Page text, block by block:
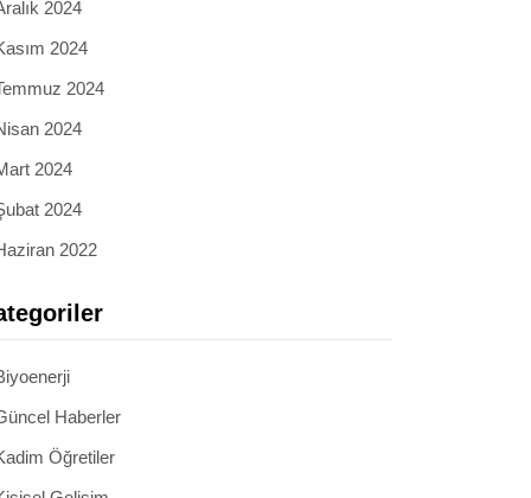
2024
2024
2024
2024
2024
2024
2022
Haberler
Öğretiler